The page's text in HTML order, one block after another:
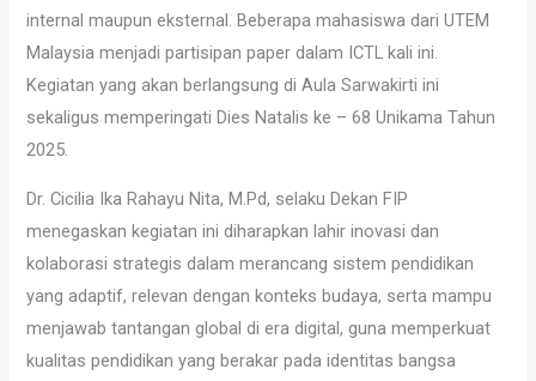
internal maupun eksternal. Beberapa mahasiswa dari UTEM
Malaysia menjadi partisipan paper dalam ICTL kali ini.
Kegiatan yang akan berlangsung di Aula Sarwakirti ini
sekaligus memperingati Dies Natalis ke – 68 Unikama Tahun
2025.
Dr. Cicilia Ika Rahayu Nita, M.Pd, selaku Dekan FIP
menegaskan kegiatan ini diharapkan lahir inovasi dan
kolaborasi strategis dalam merancang sistem pendidikan
yang adaptif, relevan dengan konteks budaya, serta mampu
menjawab tantangan global di era digital, guna memperkuat
kualitas pendidikan yang berakar pada identitas bangsa